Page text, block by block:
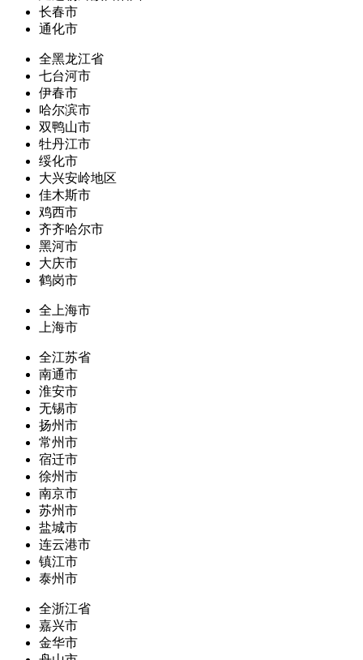
长春市
通化市
全黑龙江省
七台河市
伊春市
哈尔滨市
双鸭山市
牡丹江市
绥化市
大兴安岭地区
佳木斯市
鸡西市
齐齐哈尔市
黑河市
大庆市
鹤岗市
全上海市
上海市
全江苏省
南通市
淮安市
无锡市
扬州市
常州市
宿迁市
徐州市
南京市
苏州市
盐城市
连云港市
镇江市
泰州市
全浙江省
嘉兴市
金华市